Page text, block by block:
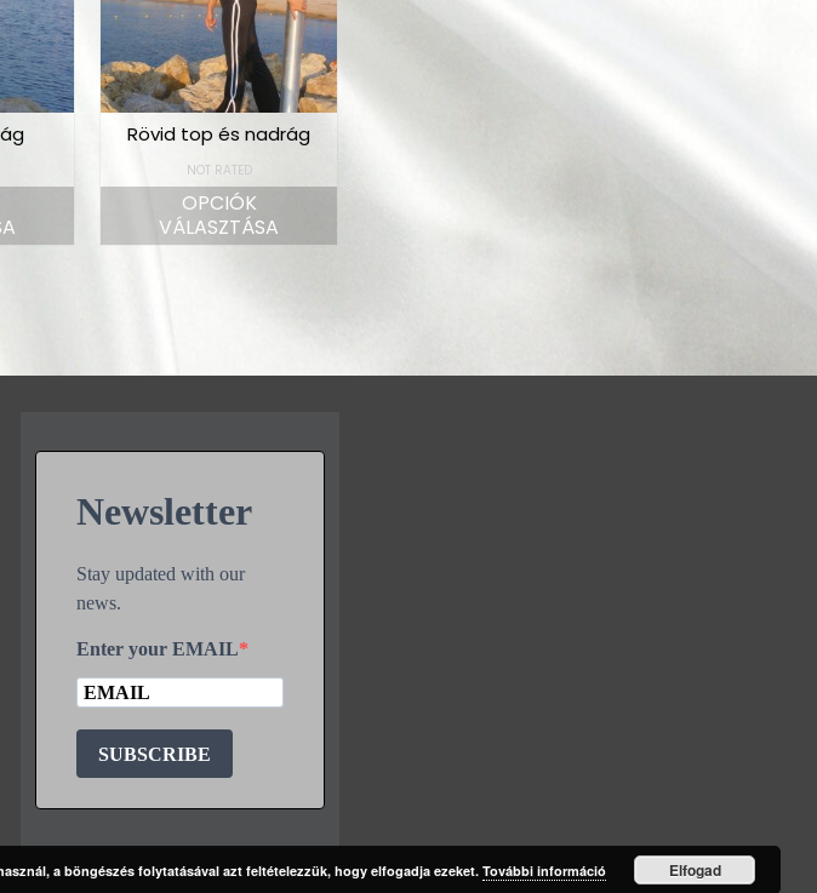
Rövid top és nadrág
NOT RATED
OPCIÓK
VÁLASZTÁSA
Newsletter
Stay updated with our
news.
Enter your EMAIL
SUBSCRIBE
a böngészés folytatásával azt feltételezzük, hogy elfogadja ezeket. További információ Elfogad